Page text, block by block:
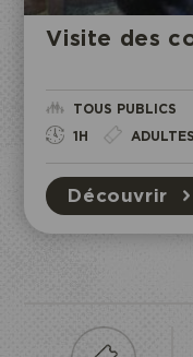
Visite des
TOUS PUBLICS
1H
Découvrir